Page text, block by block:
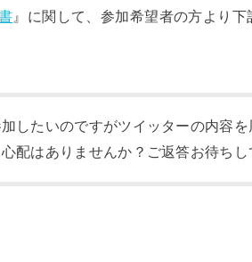
』に関して、参加希望者の方より下
したいのですがツイッターの内容
配はありませんか？ご返答お待ちし